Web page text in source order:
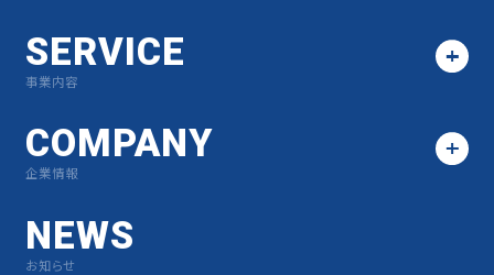
SERVICE
事業内容
COMPANY
企業情報
NEWS
お知らせ